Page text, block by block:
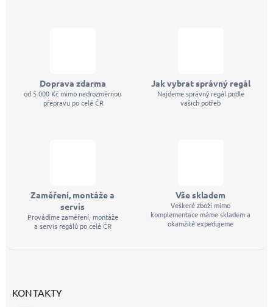
Doprava zdarma
od 5 000 Kč mimo nadrozměrnou
přepravu po celé ČR
Jak vybrat správný regál
Najdeme správný regál podle
vašich potřeb
Zaměření, montáže a
servis
Provádíme zaměření, montáže
a servis regálů po celé ČR
Vše skladem
Veškeré zboží mimo
komplementace máme skladem a
okamžitě expedujeme
KONTAKTY